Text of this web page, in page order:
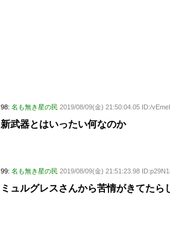
98: 名も無き星の民 2019/08/09(金) 21:50:04.05 ID:/
新武器とはいったい何なのか
99: 名も無き星の民 2019/08/09(金) 21:51:23.98
ミュルグレスさんから苦情がきてたら